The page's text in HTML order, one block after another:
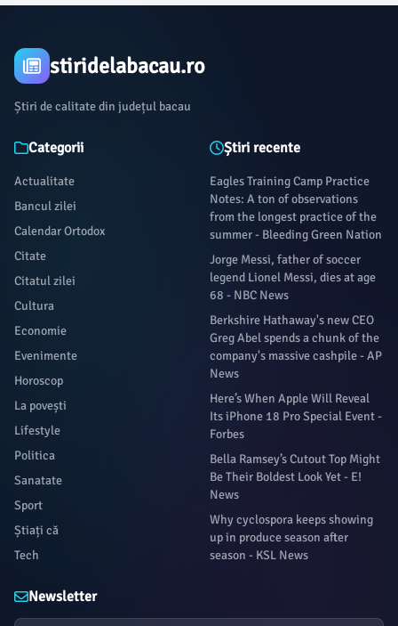
ocupa poziția 1001-1500, conform datelor ziaruldebacau.ro.
stiridelabacau.ro
Știri de calitate din județul bacau
Categorii
Actualitate
Bancul zilei
Calendar Ortodox
Citate
Citatul zilei
Cultura
Economie
Evenimente
Horoscop
La povești
Lifestyle
Politica
Sanatate
Sport
Știați că
Tech
Știri recente
Eagles Training Camp Practice
Notes: A ton of observations
from the longest practice of the
summer - Bleeding Green Nation
Jorge Messi, father of soccer
legend Lionel Messi, dies at age
68 - NBC News
Berkshire Hathaway's new CEO
Greg Abel spends a chunk of the
company's massive cashpile - AP
News
Here’s When Apple Will Reveal
Its iPhone 18 Pro Special Event -
Forbes
Bella Ramsey’s Cutout Top Might
Be Their Boldest Look Yet - E!
News
Why cyclospora keeps showing
up in produce season after
season - KSL News
Newsletter